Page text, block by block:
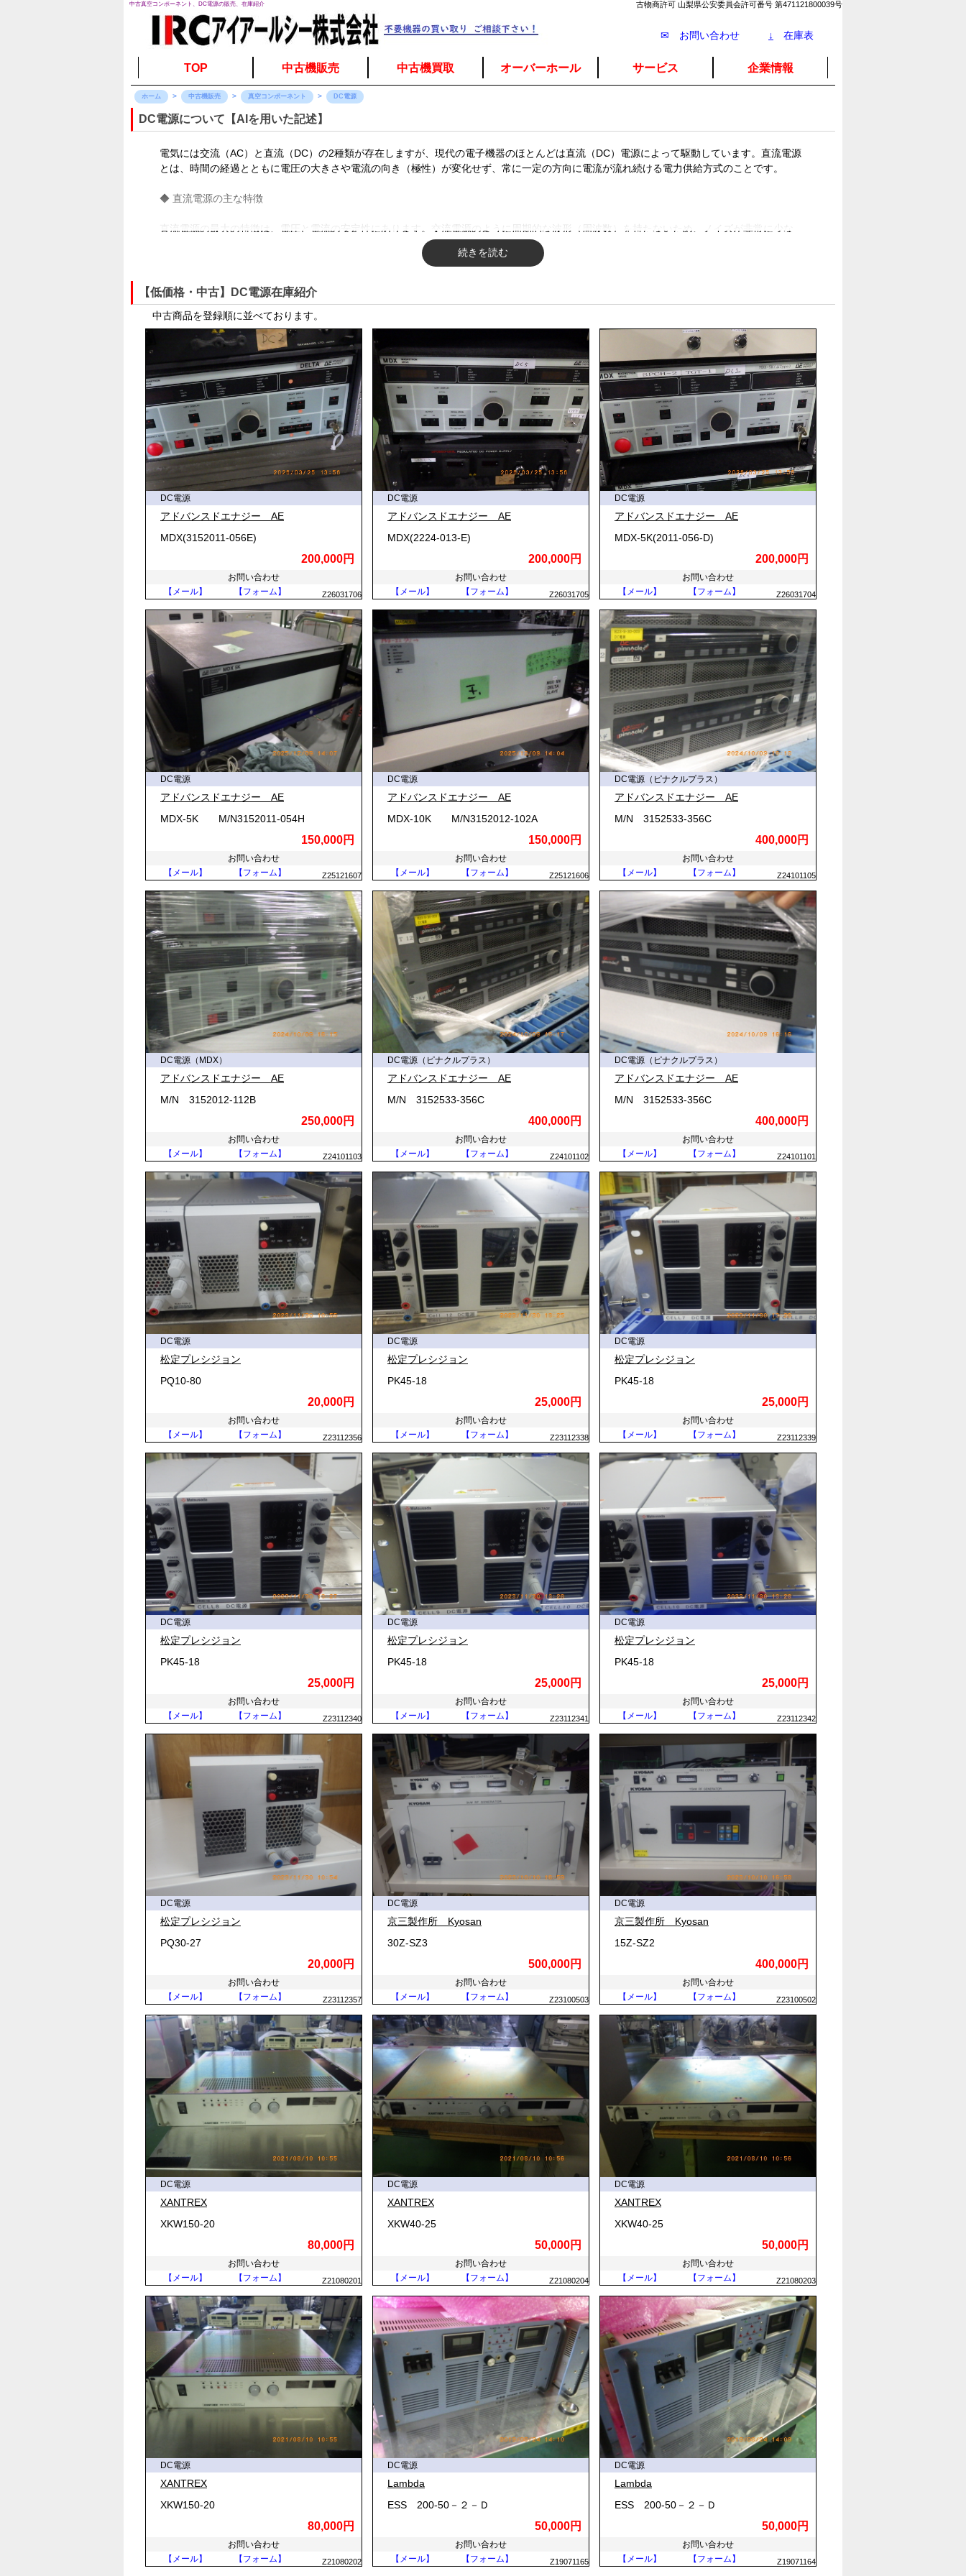
中古真空コンポーネント、DC電源の販売、在庫紹介 古物商許可 山梨県公安委員会許可番号 第471121800039号
✉ お問い合わせ ↓ 在庫表
TOP 中古機販売 中古機買取 オーバーホール サービス 企業情報
ホーム 中古機販売 真空コンポーネント DC電源
DC電源について【AIを用いた記述】
電気には交流（AC）と直流（DC）の2種類が存在しますが、現代の電子機器のほとんどは直流（DC）電源によって駆動しています。直流電源
とは、時間の経過とともに電圧の大きさや電流の向き（極性）が変化せず、常に一定の方向に電流が流れ続ける電力供給方式のことです。
◆ 直流電源の主な特徴
直流電源の最大の特徴は、電圧と電流の安定性にあります。交流電源のように周期的な波形（周波数）を持たないため、ノイズが非常に少な
く、繊細な制御が必要な電子回路に対して極めて安定した電力を供給することができます。
るため、極性を逆にして接続すると正常に動作しないばかりか、機器の破損につながる恐れがあります。直流電源はこの極性が固定されている
ため、IC（集積回路）や半導体を安全かつ正確に動作させることができます。
一方で、直流電源は交流に比べて電圧の変換（昇圧・降圧）がやや複雑であり、長距離の送電においては電力損失が大きくなりやすいという性
質を持ちます。そのため、発電所から家庭や工場までは送電効率の良い交流で送られ、使用する直前や機器の内部で直流に変換して利用される
のが一般的です。
◆ DC電源の仕組みと変換プロセス
家庭用のコンセントから供給される電源は100Vの交流（AC）です。これを電子機器で使える直流（DC）に変換する仕組みを「整流」や
「AC/DC変換」と呼び、主に以下のステップで行われます。
1. 変圧：トランス（変圧器）などを通し、交流電圧を適切な大きさに下げます。
2. 整流：ダイオードと呼ばれる半導体素子を利用し、交流の双方向の流れを片方向（プラス側のみ）の流れに揃えます。
3. 平滑：コンデンサなどを用いて、整流された波形の大きな凹凸を埋め、滑らかな直流に近い状態（脈流）にします。
4. 安定化：レギュレータと呼ばれる回路により、コンセント側の電圧変動や負荷の変化があっても、常に一定の直流電圧を出力するように調整
この直流電源を作り出す方式には、大きく分けて「リニア電源」と「スイッチング電源」の2つがあります。
リニア電源は構造がシンプルでノイズが極めて少なく、応答性に優れるというメリットがありますが、不要なパワーを熱として捨てるため効率
スイッチング電源は、半導体スイッチを高周波で高速にON/OFFさせることで効率よく電圧を変換します。小型・軽量でエネルギー効率が高い
ため、現在の電子機器の電源として主流となっています。
◆ 直流電源の具体的な用途
直流電源は、私たちの日常生活から最先端の産業現場まで、あらゆる場所で利用されています。
・情報通信機器およびデジタル家電
スマートフォン、パソコン、テレビ、ゲーム機などの内部にあるICやCPUは、すべて直流電源で動作しています。これらの機器に付属するAC
アダプターや内蔵電源ユニットは、家庭用交流を直流に変換する役割を担っています。また、LED照明も一定方向の直流電流を流すことでチラ
つきなく発光します。
・バッテリー駆動製品および輸送機器
モバイルバッテリー、コードレス掃除機、電動アシスト自転車、そして電気自動車（EV）などは、内部のバッテリー（蓄電池）に直流として電
気を蓄えています。化学変化を利用する電池は構造的に直流を出力するため、太陽光発電パネルなどの再生可能エネルギー設備とも非常に相性
・産業用設備および医療機器
工場の自動化（FA）を支える産業用ロボット、半導体製造装置、サーバーラックなどでは、瞬時の電圧変動が重大なシステム停止につながるた
め、高精度な産業用直流電源が使われています。さらに、MRIや超音波診断装置といった医療機器でも、ノイズによる誤動作を防ぐために高品
質な直流電源が不可欠です。
【低価格・中古】DC電源在庫紹介
中古商品を登録順に並べております。
DC電源
アドバンスドエナジー AE
MDX(3152011-056E)
200,000円
お問い合わせ
【メール】
【フォーム】 Z26031706
DC電源
アドバンスドエナジー AE
MDX(2224-013-E)
200,000円
お問い合わせ
【メール】
【フォーム】 Z26031705
DC電源
アドバンスドエナジー AE
MDX-5K(2011-056-D)
200,000円
お問い合わせ
【メール】
【フォーム】 Z26031704
DC電源
アドバンスドエナジー AE
MDX-5K M/N3152011-054H
150,000円
お問い合わせ
【メール】
【フォーム】 Z25121607
DC電源
アドバンスドエナジー AE
MDX-10K M/N3152012-102A
150,000円
お問い合わせ
【メール】
【フォーム】 Z25121606
DC電源（ピナクルプラス）
アドバンスドエナジー AE
M/N 3152533-356C
400,000円
お問い合わせ
【メール】
【フォーム】 Z24101105
DC電源（MDX）
アドバンスドエナジー AE
M/N 3152012-112B
250,000円
お問い合わせ
【メール】
【フォーム】 Z24101103
DC電源（ピナクルプラス）
アドバンスドエナジー AE
M/N 3152533-356C
400,000円
お問い合わせ
【メール】
【フォーム】 Z24101102
DC電源（ピナクルプラス）
アドバンスドエナジー AE
M/N 3152533-356C
400,000円
お問い合わせ
【メール】
【フォーム】 Z24101101
DC電源
松定プレシジョン
PQ10-80
20,000円
お問い合わせ
【メール】
【フォーム】 Z23112356
DC電源
松定プレシジョン
PK45-18
25,000円
お問い合わせ
【メール】
【フォーム】 Z23112338
DC電源
松定プレシジョン
PK45-18
25,000円
お問い合わせ
【メール】
【フォーム】 Z23112339
DC電源
松定プレシジョン
PK45-18
25,000円
お問い合わせ
【メール】
【フォーム】 Z23112340
DC電源
松定プレシジョン
PK45-18
25,000円
お問い合わせ
【メール】
【フォーム】 Z23112341
DC電源
松定プレシジョン
PK45-18
25,000円
お問い合わせ
【メール】
【フォーム】 Z23112342
DC電源
松定プレシジョン
PQ30-27
20,000円
お問い合わせ
【メール】
【フォーム】 Z23112357
DC電源
京三製作所 Kyosan
30Z-SZ3
500,000円
お問い合わせ
【メール】
【フォーム】 Z23100503
DC電源
京三製作所 Kyosan
15Z-SZ2
400,000円
お問い合わせ
【メール】
【フォーム】 Z23100502
DC電源
XANTREX
XKW150-20
80,000円
お問い合わせ
【メール】
【フォーム】 Z21080201
DC電源
XANTREX
XKW40-25
50,000円
お問い合わせ
【メール】
【フォーム】 Z21080204
DC電源
XANTREX
XKW40-25
50,000円
お問い合わせ
【メール】
【フォーム】 Z21080203
DC電源
XANTREX
XKW150-20
80,000円
お問い合わせ
【メール】
【フォーム】 Z21080202
DC電源
Lambda
ESS 200-50－２－Ｄ
50,000円
お問い合わせ
【メール】
【フォーム】 Z19071165
DC電源
Lambda
ESS 200-50－２－Ｄ
50,000円
お問い合わせ
【メール】
【フォーム】 Z19071164